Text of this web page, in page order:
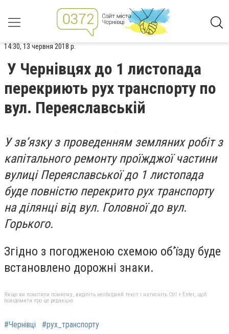
14:30, 13 червня 2018 р.
У Чернівцях до 1 листопада
перекриють рух транспорту по
вул. Переяславській
У зв’язку з проведенням земляних робіт з
капітального ремонту проїжджої частини
вулиці Переяславської до 1 листопада
буде повністю перекрито рух транспорту
на ділянці від вул. Головної до вул.
Горького.
Згідно з погодженою схемою об’їзду буде
встановлено дорожні знаки.
Якщо ви помітили помилку, виділіть необхідний текст і натисніть Ctrl + Enter, щоб
повідомити про це редакцію
#Чернівці #рух_транспорту